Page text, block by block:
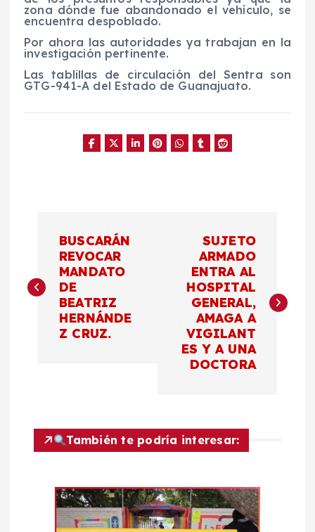
zona dónde fue abandonado el vehículo, se
encuentra despoblado.
Por ahora las autoridades ya trabajan en la
investigación pertinente.
Las tablillas de circulación del Sentra son
GTG-941-A del Estado de Guanajuato.
v
c
BUSCARÁN
REVOCAR
MANDATO
DE
BEATRIZ
HERNÁNDE
Z CRUZ.
SUJETO
ARMADO
ENTRA AL
HOSPITAL
GENERAL,
AMAGA A
VIGILANT
ES Y A UNA
DOCTORA
También te podría interesar: